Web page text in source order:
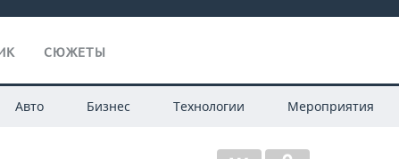
СЮЖЕТЫ
Авто Бизнес Технологии Мероприятия